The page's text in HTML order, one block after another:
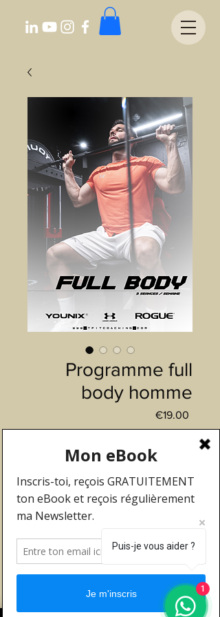
Programme full
body homme
€19.00
Add to Cart
Bienvenu(e) dans ce
programme FULL BODY
Je te remercie d’avoir choisi
ce programme. En respectant
scrupuleusement les
consignes, tu obtiendras des
résultats que tu n’imagines
Puis-je vous aider ?
1